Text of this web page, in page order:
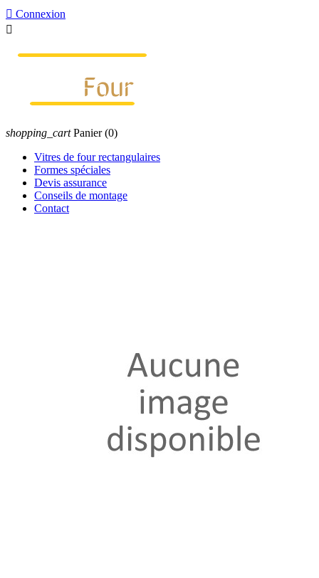
 Connexion

shopping_cart Panier (0)
Vitres de four rectangulaires
Formes spéciales
Devis assurance
Conseils de montage
Contact